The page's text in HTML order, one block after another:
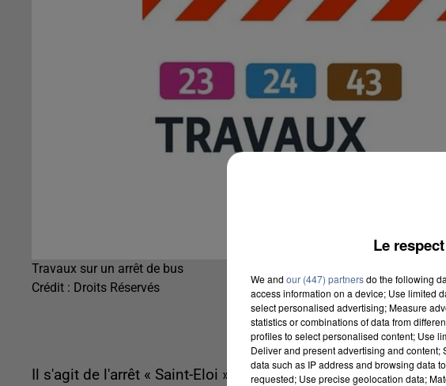
Travaux sur un arrêt de bus
Crédit : Droits Réservés
Il s'agit de l'arrêt « Saint-Eloi », qui se déroule actuellement
Le
We and our (447) partnersdo the following
access information on a device; Use limited
select personalised advertising; Measure
statistics or combinations of data from
profiles to select personalised content; Use
Deliver and present advertising and
data such as IP address and browsing data
requested; Use precise geolocation data;